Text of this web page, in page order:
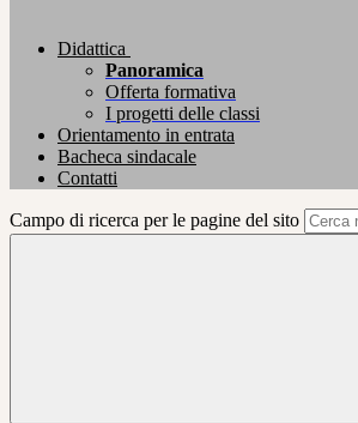
Didattica
Panoramica
Offerta formativa
I progetti delle classi
Orientamento in entrata
Bacheca sindacale
Contatti
Campo di ricerca per le pagine del sito